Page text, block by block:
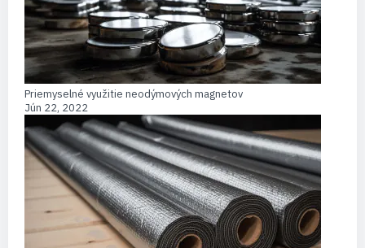
Priemyselné využitie neodýmových magnetov
Jún 22, 2022